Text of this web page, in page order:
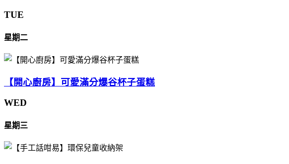
TUE
星期二
【開心廚房】可愛滿分爆谷杯子蛋糕
WED
星期三